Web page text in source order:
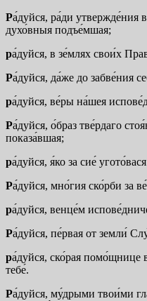
Ра́дуйся, ра́ди утвержде́ния
духо́вныя подъе́мшая;
ра́дуйся, в зе́млях свои́х
Ра́дуйся, да́же до забве́ния
ра́дуйся, ве́ры на́шея
Ра́дуйся, о́браз тве́рдаго
показа́вшая;
ра́дуйся, я́ко за сие́
Ра́дуйся, мно́гия ско́рби за
ра́дуйся, венце́м
Ра́дуйся, пе́рвая от земли́
ра́дуйся, ско́рая
тебе́.
Ра́дуйся, му́дрыми твои́ми